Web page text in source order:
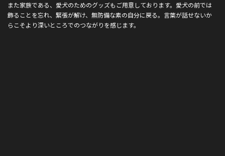
また家族である、愛犬のためのグッズもご用意しております。愛犬の前では
飾ることを忘れ、緊張が解け、無防備な素の自分に戻る。言葉が話せないか
らこそより深いところでのつながりを感じます。